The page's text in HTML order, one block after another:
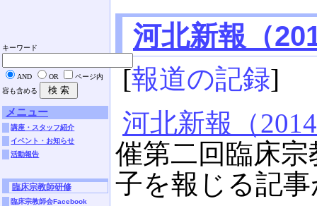
河北新報（
[報道の記録]
河北新報（
催第二回臨床
子を報じる記
キーワード
AND OR
ページ内
容も含める
メニュー
講座・スタッフ紹介
イベント・お知らせ
活動報告
臨床宗教師研修
臨床宗教師会Facebook